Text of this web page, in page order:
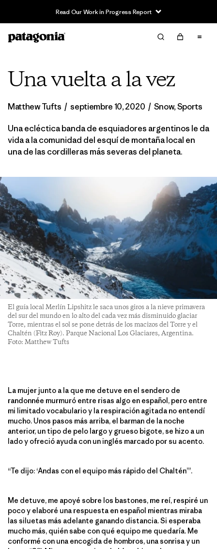
Read Our Work in Progress Report
Una vuelta a la vez
Matthew Tufts / septiembre 10, 2020 / Snow,Sports
Una ecléctica banda de esquiadores argentinos le da
vida a la comunidad del esquí de montaña local en
una de las cordilleras más severas del planeta.
El guía local Merlín Lipshitz le saca unos giros a la nieve primavera
del sur del mundo en lo alto del cada vez más disminuido glaciar
Torre, mientras el sol se pone detrás de los macizos del Torre y el
Chaltén (Fitz Roy). Parque Nacional Los Glaciares, Argentina.
Foto: Matthew Tufts
La mujer junto a la que me detuve en el sendero de
randonnée murmuró entre risas algo en español, pero entre
mi limitado vocabulario y la respiración agitada no entendí
mucho. Unos pasos más arriba, el barman de la noche
anterior, un tipo de pelo largo y grueso bigote, se hizo a un
lado y ofreció ayuda con un inglés marcado por su acento.
“Te dijo: ‘Andas con el equipo más rápido del Chaltén’”.
Me detuve, me apoyé sobre los bastones, me reí, respiré un
poco y elaboré una respuesta en español mientras miraba
las siluetas más adelante ganando distancia. Si esperaba
mucho más, quién sabe con qué equipo me quedaría. Me
conformé con una encogida de hombros, una sonrisa y un